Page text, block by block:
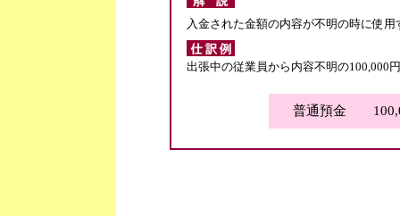
入金された金額の内容が不明の時に使用
出張中の従業員から内容不明の100,000
普通預金